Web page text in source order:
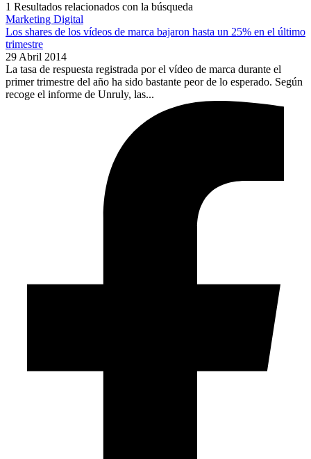
1 Resultados relacionados con la búsqueda
Marketing Digital
Los shares de los vídeos de marca bajaron hasta un 25% en el último
trimestre
29 Abril 2014
La tasa de respuesta registrada por el vídeo de marca durante el
primer trimestre del año ha sido bastante peor de lo esperado. Según
recoge el informe de Unruly, las...